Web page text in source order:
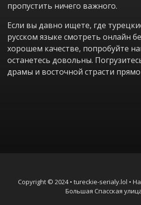
пропустить ничего важного.
Если вы давно ищете, где
русском языке смотреть онлайн
хорошем качестве, попробуйте
останетесь довольны.
драмы и восточной страсти прямо
Copyright © 2024 • tureckie-serialy.lol •
Большая Спасская